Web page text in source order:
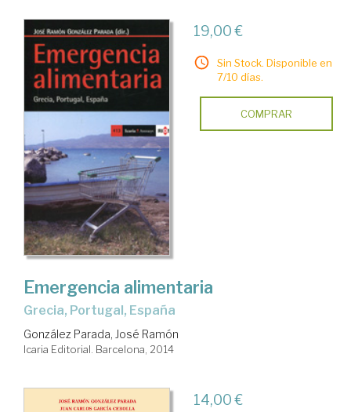
19,00 €
Sin Stock. Disponible en
7/10 días.
COMPRAR
Emergencia alimentaria
Grecia, Portugal, España
González Parada, José Ramón
Icaria Editorial. Barcelona, 2014
14,00 €